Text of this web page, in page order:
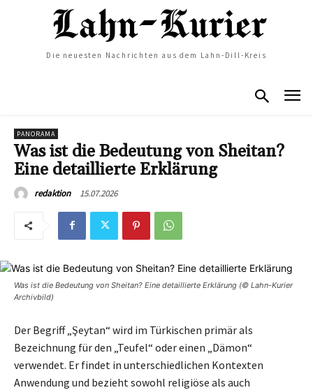
Die neuesten Nachrichten aus dem Lahn-Dill-Kreis
PANORAMA
Was ist die Bedeutung von Sheitan?
Eine detaillierte Erklärung
redaktion 15.07.2026
Was ist die Bedeutung von Sheitan? Eine detaillierte Erklärung (© Lahn-Kurier
Archivbild)
Der Begriff „Şeytan“ wird im Türkischen primär als
Bezeichnung für den „Teufel“ oder einen „Dämon“
verwendet. Er findet in unterschiedlichen Kontexten
Anwendung und bezieht sowohl religiöse als auch